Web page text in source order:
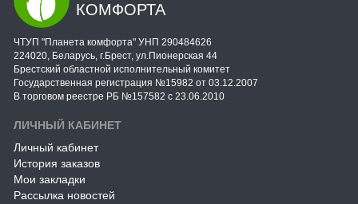
КОМФОРТА
ЧТУП "Планета комфорта" УНП 290484626
224020, Беларусь, г.Брест, ул.Пионерская 44
Брестский областной исполнительный комитет
Государственная регистрация №15982 от 03.12.2007
В торговом реестре РБ №157582 с 23.06.2010
ЛИЧНЫЙ КАБИНЕТ
Личный кабинет
История заказов
Мои закладки
Рассылка новостей